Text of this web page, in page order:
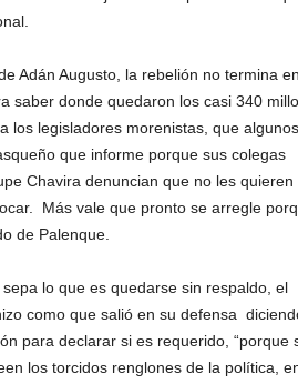
Adán Augusto, la rebelión no termina
saber donde quedaron los casi 340
legisladores morenistas, que
que informe porque sus colegas
Chavira denuncian que no les quieren
Más vale que pronto se arregle
de Palenque.
lo que es quedarse sin respaldo, el
como que salió en su defensa
para declarar si es requerido, “porque
los torcidos renglones de la política,